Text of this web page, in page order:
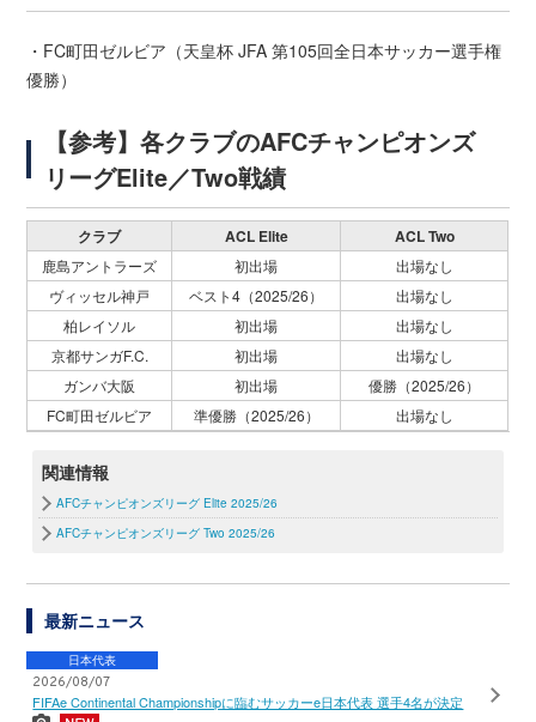
・FC町田ゼルビア（天皇杯 JFA 第105回全日本サッカー選手権
優勝）
【参考】各クラブのAFCチャンピオンズ
リーグElite／Two戦績
クラブ ACL Elite ACL Two
鹿島アントラーズ 初出場
出場なし
ヴィッセル神戸
ベスト4（2025/26）
出場なし
柏レイソル
初出場
出場なし
京都サンガF.C.
初出場
出場なし
ガンバ大阪
初出場
優勝（2025/26）
FC町田ゼルビア
準優勝（2025/26） 出場なし
関連情報
AFCチャンピオンズリーグ Elite 2025/26
AFCチャンピオンズリーグ Two 2025/26
最新ニュース
日本代表
2026/08/07
FIFAe Continental Championshipに臨むサッカーe日本代表 選手4名が決定